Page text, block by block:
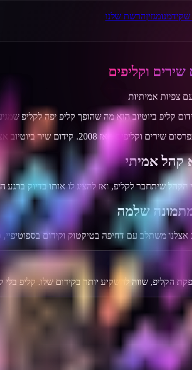
מגזיןהרשת שלנו
שירים וקליפים
עם צפיות אמיתיות
קליפ ביוטיוב הוא מה שהופך קליפ יפה לקליפ
מביא צפיות אמיתיות מקהל ישראלי שמתעניין בסגנון שלכם.
קהל אמיתי
הקהל שיתחבר לקליפ, ואז להציג לו אותו בדיוק
מתמונה שלמה
אצלנו משתלב עם דחיפה בטיקטוק וקידום
שווה להשקיע יותר בקידום שלו. קליפ בלי